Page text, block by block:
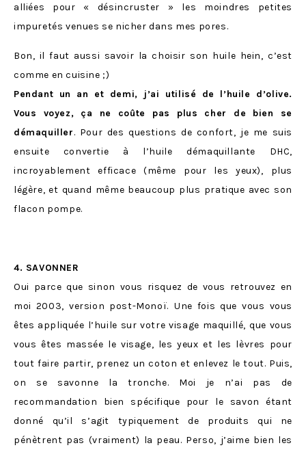
alliées pour « désincruster » les moindres petites
impuretés venues se nicher dans mes pores.
Bon, il faut aussi savoir la choisir son huile hein, c’est
comme en cuisine ;)
Pendant un an et demi, j’ai utilisé de l’huile d’olive.
Vous voyez, ça ne coûte pas plus cher de bien se
démaquiller. Pour des questions de confort, je me suis
ensuite convertie à l’huile démaquillante DHC,
incroyablement efficace (même pour les yeux), plus
légère, et quand même beaucoup plus pratique avec son
flacon pompe.
4. SAVONNER
Oui parce que sinon vous risquez de vous retrouvez en
moi 2003, version post-Monoï. Une fois que vous vous
êtes appliquée l’huile sur votre visage maquillé, que vous
vous êtes massée le visage, les yeux et les lèvres pour
tout faire partir, prenez un coton et enlevez le tout. Puis,
on se savonne la tronche. Moi je n’ai pas de
recommandation bien spécifique pour le savon étant
donné qu’il s’agit typiquement de produits qui ne
pénètrent pas (vraiment) la peau. Perso, j’aime bien les